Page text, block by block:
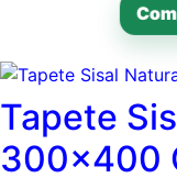
Tapete
300×400